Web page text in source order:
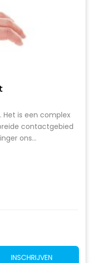
Het is een complex
contactgebied
ons...
INSCHRIJVEN